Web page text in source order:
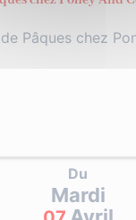
Pâques chez
Du
Mardi